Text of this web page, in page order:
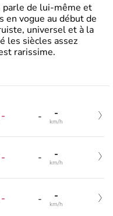
parle de lui-même et
en vogue au début de
universel et à la
les siècles assez
rarissime.
- - -
km/h
- - -
km/h
- - -
km/h